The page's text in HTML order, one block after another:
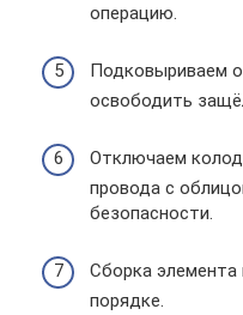
операцию.
Подковыриваем
освободить
Отключаем
провода с
безопасности.
Сборка элемента
порядке.